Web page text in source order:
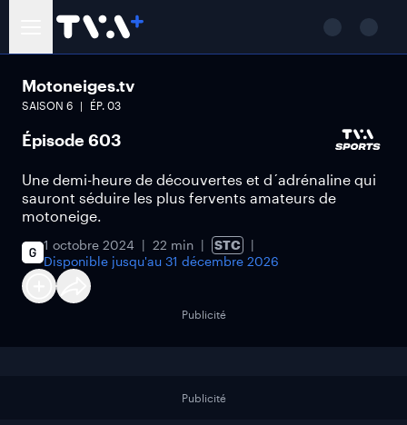
Motoneiges.tv
SAISON 6 ÉP. 03
Épisode 603
Une demi-heure de découvertes et d´adrénaline qui
sauront séduire les plus fervents amateurs de
motoneige.
1 octobre 2024 22 min
STC
Disponible jusqu'au 31 décembre 2026
Publicité
Publicité